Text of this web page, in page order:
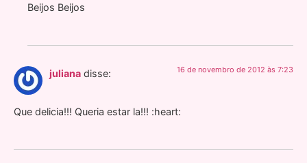
Beijos Beijos
juliana disse: 16 de novembro de 2012 às 7:23
Que delicia!!! Queria estar la!!! :heart: